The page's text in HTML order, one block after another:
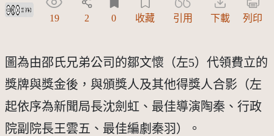
創用CC姓名標示-禁止改作 3.0 台灣及其後版本(CC BY-ND 3.0 TW +)
19 2 0 收藏 引用 下載 列印
圖為由邵氏兄弟公司的鄒文懷（左5）代領費立的
獎牌與獎金後，與頒獎人及其他得獎人合影（左
起依序為新聞局長沈劍虹、最佳導演陶秦、行政
院副院長王雲五、最佳編劇秦羽）。